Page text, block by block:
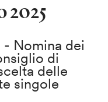
2025
- Nomina dei
di
delle
singole